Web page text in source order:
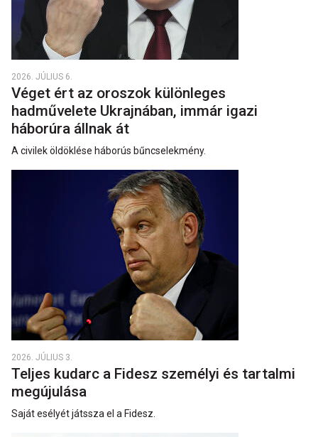
2026. JÚLIUS 6.
Véget ért az oroszok különleges
hadművelete Ukrajnában, immár igazi
háborúra állnak át
A civilek öldöklése háborús bűncselekmény.
2026. JÚLIUS 3.
Teljes kudarc a Fidesz személyi és tartalmi
megújulása
Saját esélyét játssza el a Fidesz.